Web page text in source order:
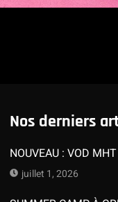
Nos derniers
NOUVEAU : VOD MHT
juillet 1, 2026